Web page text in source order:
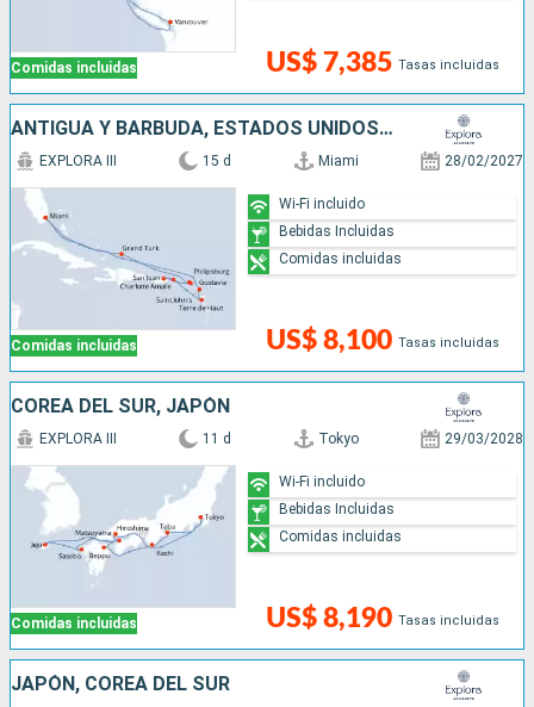
Comidas incluidas US$ 7,385 Tasas incluidas
ANTIGUA Y BARBUDA, ESTADOS UNIDOS, PUERTO RICO, SAN MARTÍN, FRANCIA
Comidas incluidas
EXPLORA III 15 d Miami 28/02/2027
US$ 8,100 Tasas incluidas
Wi-Fi incluido
Bebidas Incluidas
Comidas incluidas
COREA DEL SUR, JAPÓN
Comidas incluidas
EXPLORA III 11 d Tokyo 29/03/2028
US$ 8,190 Tasas incluidas
Wi-Fi incluido
Bebidas Incluidas
Comidas incluidas
JAPÓN, COREA DEL SUR